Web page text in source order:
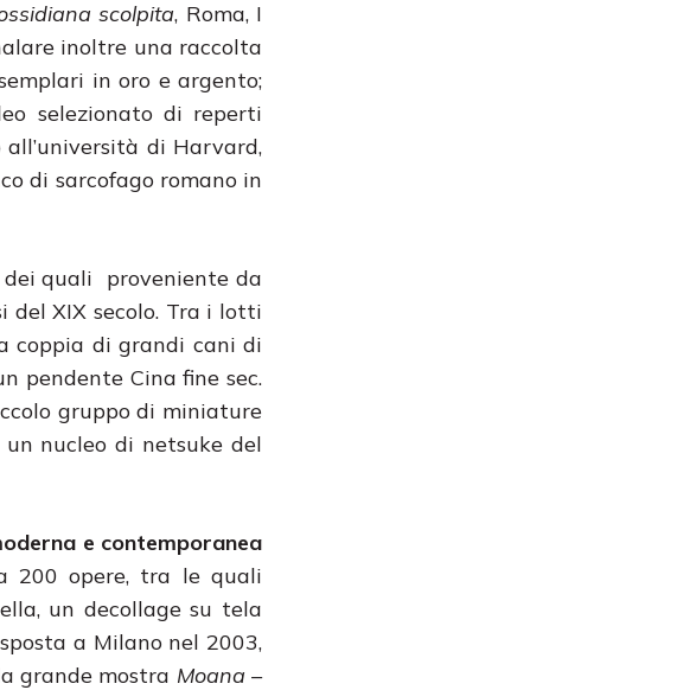
scolpita, Roma, I
inoltre una raccolta
in oro e argento;
selezionato di reperti
di Harvard,
di sarcofago romano in
quali proveniente da
del XIX secolo. Tra i lotti
coppia di grandi cani di
pendente Cina fine sec.
gruppo di miniature
nucleo di netsuke del
e contemporanea
200 opere, tra le quali
un decollage su tela
a Milano nel 2003,
grande mostra Moana –